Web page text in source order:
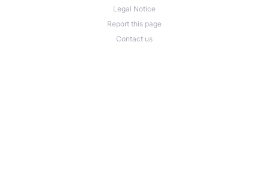
Legal Notice
Report this page
Contact us